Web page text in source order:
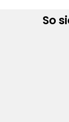
So